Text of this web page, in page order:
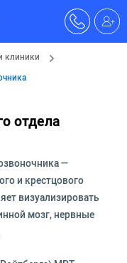
клиники
отдела
—
и крестцового
визуализировать
мозг, нервные